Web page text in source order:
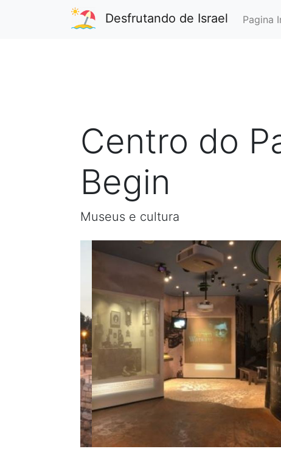
Desfrutando de Israel Pagina
Centro do
Begin
Museus e cultura